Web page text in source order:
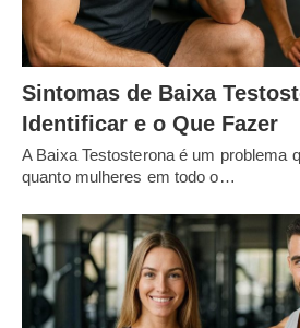
Sintomas de Baixa
Identificar e o Que Fazer
A Baixa Testosterona é um problema
quanto mulheres em todo o…